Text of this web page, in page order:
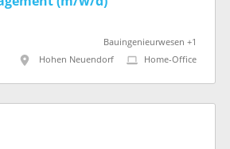
Bauingenieurwesen +1
Hohen Neuendorf
Home-Office